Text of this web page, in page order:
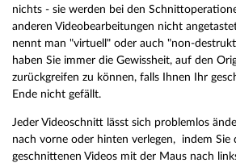
nichts - sie werden bei den
anderen Videobearbeitungen nicht
nennt man "virtuell" oder auch "non-
haben Sie immer die Gewissheit, auf den
zurückgreifen zu können, falls Ihnen Ihr
Ende nicht gefällt.
Jeder Videoschnitt lässt sich problemlos
nach vorne oder hinten verlegen, indem Sie
geschnittenen Videos mit der Maus nach